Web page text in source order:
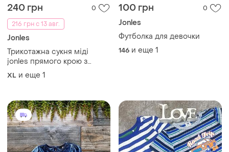
240 грн
0
216 грн с 13 авг.
Jonles
Трикотажна сукня міді
jonles прямого крою з
щільної бавовни, eur42
XL и еще 1
100 грн 0
Jonles
Футболка для девочки
146 и еще 1